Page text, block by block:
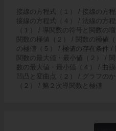
接線の方程式（１） / 接線の方
接線の方程式（４） / 法線の方
（１） / 導関数の符号と関数の
関数の極値（２） / 関数の極値
の極値（５） / 極値の存在条件
関数の最大値・最小値（２） /
数の最大値・最小値（４） / 曲
凹凸と変曲点（２） / グラフの
（２） / 第２次導関数と極値